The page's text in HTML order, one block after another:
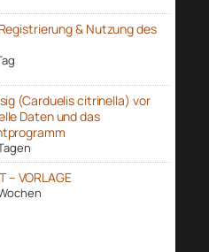
& Nutzung des
(Carduelis citrinella) vor
Daten und das
– VORLAGE